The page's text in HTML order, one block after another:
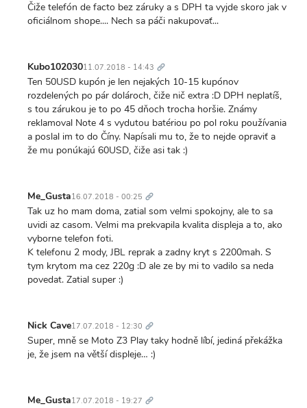
Čiže telefón de facto bez záruky a s DPH ta vyjde skoro jak v
oficiálnom shope.... Nech sa páči nakupovať...
Kubo10203011.07.2018 - 14:43 odkaz
Ten 50USD kupón je len nejakých 10-15 kupónov
rozdelených po pár dolároch, čiže nič extra :D DPH neplatíš,
s tou zárukou je to po 45 dňoch trocha horšie. Známy
reklamoval Note 4 s vydutou batériou po pol roku používania
a poslal im to do Číny. Napísali mu to, že to nejde opraviť a
že mu ponúkajú 60USD, čiže asi tak :)
Me_Gusta16.07.2018 - 00:25 odkaz
Tak uz ho mam doma, zatial som velmi spokojny, ale to sa
uvidi az casom. Velmi ma prekvapila kvalita displeja a to, ako
vyborne telefon foti.
K telefonu 2 mody, JBL reprak a zadny kryt s 2200mah. S
tym krytom ma cez 220g :D ale ze by mi to vadilo sa neda
povedat. Zatial super :)
Nick Cave17.07.2018 - 12:30 odkaz
Super, mně se Moto Z3 Play taky hodně líbí, jediná překážka
je, že jsem na větší displeje… :)
Me_Gusta17.07.2018 - 19:27 odkaz